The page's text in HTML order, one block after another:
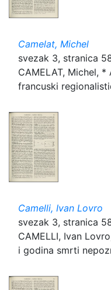
Camelat, Michel
svezak 3, stranica
CAMELAT, Michel, *
francuski
Camelli, Ivan Lovro
svezak 3, stranica
CAMELLI, Ivan
i godina smrti